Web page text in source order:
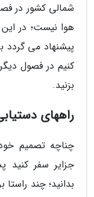
شمالی کشور در
هوا نیست؛ در
پیشنهاد می گردد
کنیم در فصول
بزنید.
راههای
چناچه تصمیم
جزایر سفر کنید
بدانید؛ چند